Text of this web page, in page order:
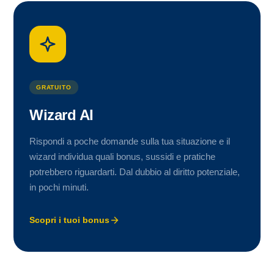
GRATUITO
Wizard AI
Rispondi a poche domande sulla tua situazione e il
wizard individua quali bonus, sussidi e pratiche
potrebbero riguardarti. Dal dubbio al diritto potenziale,
in pochi minuti.
Scopri i tuoi bonus